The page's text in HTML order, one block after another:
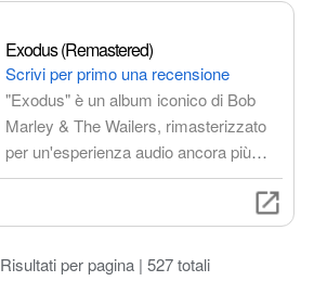
sopravvivenza.
Exodus (Remastered)
Scrivi per primo una recensione
"Exodus" è un album iconico di Bob
Marley & The Wailers, rimasterizzato
per un'esperienza audio ancora più
coinvolgente. L'album è un'epopea di
libertà e speranza, che riflette il periodo
tumultuoso in cui è stato creato.
"Exodus" è un viaggio musicale che ti
trasporterà in un mondo di ritmi
Risultati per pagina | 527 totali